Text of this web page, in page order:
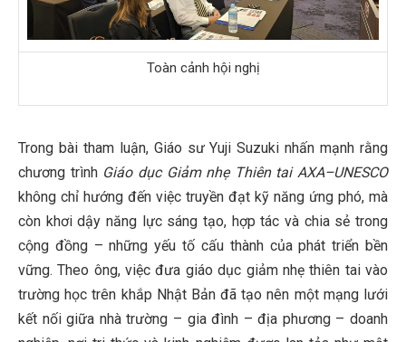
Toàn cảnh hội nghị
Trong bài tham luận, Giáo sư Yuji Suzuki nhấn mạnh rằng
chương trình Giáo dục Giảm nhẹ Thiên tai AXA–UNESCO
không chỉ hướng đến việc truyền đạt kỹ năng ứng phó, mà
còn khơi dậy năng lực sáng tạo, hợp tác và chia sẻ trong
cộng đồng – những yếu tố cấu thành của phát triển bền
vững. Theo ông, việc đưa giáo dục giảm nhẹ thiên tai vào
trường học trên khắp Nhật Bản đã tạo nên một mạng lưới
kết nối giữa nhà trường – gia đình – địa phương – doanh